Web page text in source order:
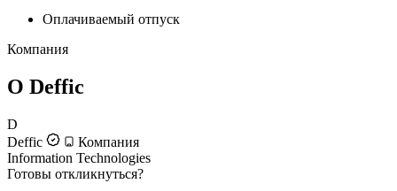
Оплачиваемый отпуск
Компания
О Deffic
D
Deffic
Компания
Information Technologies
Готовы откликнуться?